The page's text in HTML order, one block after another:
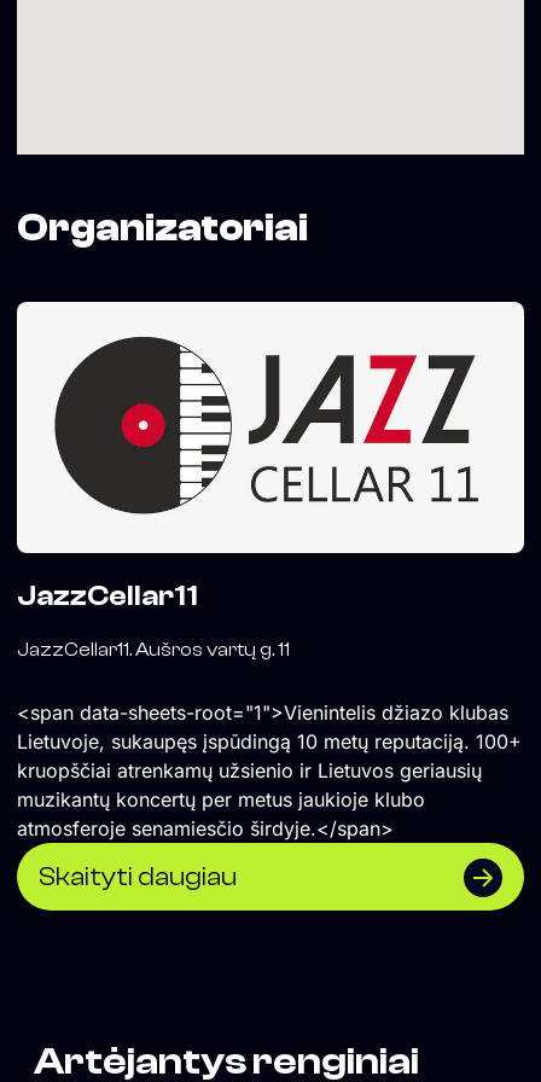
Organizatoriai
JazzCellar11
JazzCellar11. Aušros vartų g. 11
<span data-sheets-root="1">Vienintelis džiazo klubas
Lietuvoje, sukaupęs įspūdingą 10 metų reputaciją. 100+
kruopščiai atrenkamų užsienio ir Lietuvos geriausių
muzikantų koncertų per metus jaukioje klubo
atmosferoje senamiesčio širdyje.</span>
Skaityti daugiau
Artėjantys renginiai